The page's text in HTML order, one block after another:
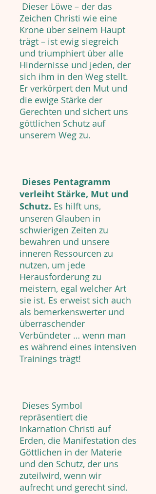
Dieser Löwe – der das
Zeichen Christi wie eine
Krone über seinem Haupt
trägt – ist ewig siegreich
und triumphiert über alle
Hindernisse und jeden, der
sich ihm in den Weg stellt.
Er verkörpert den Mut und
die ewige Stärke der
Gerechten und sichert uns
göttlichen Schutz auf
unserem Weg zu.
Dieses Pentagramm
verleiht Stärke, Mut und
Schutz. Es hilft uns,
unseren Glauben in
schwierigen Zeiten zu
bewahren und unsere
inneren Ressourcen zu
nutzen, um jede
Herausforderung zu
meistern, egal welcher Art
sie ist. Es erweist sich auch
als bemerkenswerter und
überraschender
Verbündeter … wenn man
es während eines intensiven
Trainings trägt!
Dieses Symbol
repräsentiert die
Inkarnation Christi auf
Erden, die Manifestation des
Göttlichen in der Materie
und den Schutz, der uns
zuteilwird, wenn wir
aufrecht und gerecht sind.